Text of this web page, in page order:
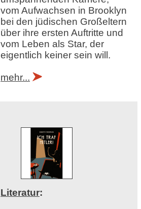
vom Aufwachsen in Brooklyn
bei den jüdischen Großeltern
über ihre ersten Auftritte und
vom Leben als Star, der
eigentlich keiner sein will.
mehr...
Literatur: